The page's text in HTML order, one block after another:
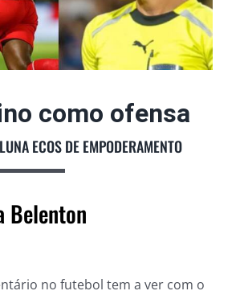
como ofensa
ECOS DE EMPODERAMENTO
Belenton
no futebol tem a ver com o